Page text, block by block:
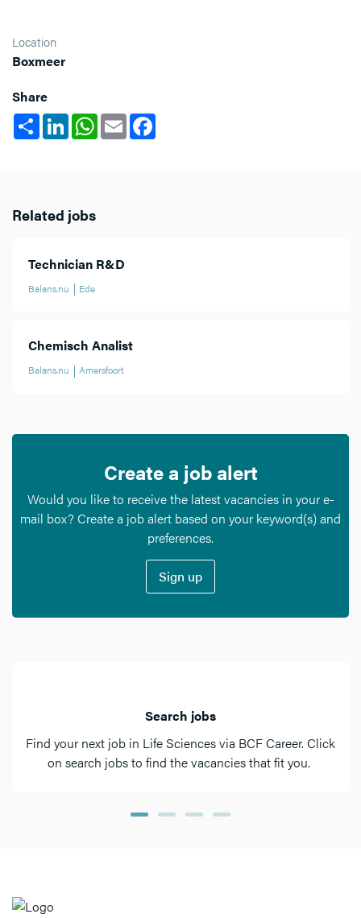
Location
Boxmeer
Share
ShareLinkedInWhatsApp
Email
Related jobs
Technician R&D
Balans.nu Ede
Chemisch Analist
Balans.nu Amersfoort
Create a job alert
Would you like to receive the latest vacancies in your e-
mail box? Create a job alert based on your keyword(s) and
preferences.
Sign up
Search jobs
Find your next job in Life Sciences via BCF Career. Click
on search jobs to find the vacancies that fit you.